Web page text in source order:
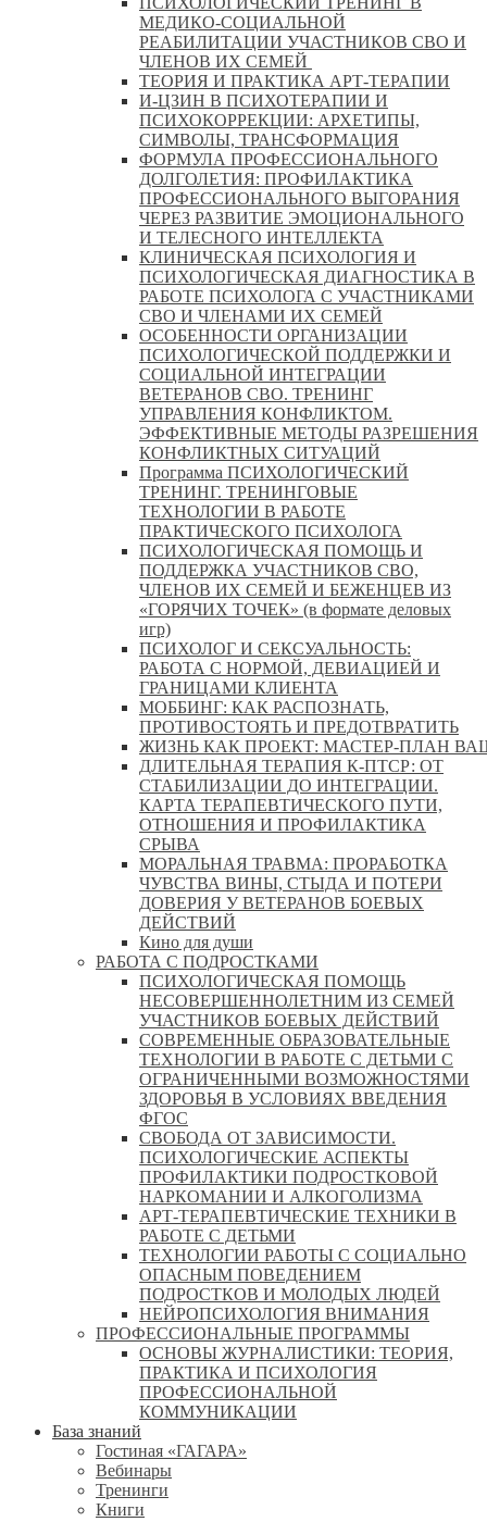
МЕДИКО-СОЦИАЛЬНОЙ
РЕАБИЛИТАЦИИ УЧАСТНИКОВ СВО И
ЧЛЕНОВ ИХ СЕМЕЙ
ТЕОРИЯ И ПРАКТИКА АРТ-ТЕРАПИИ
И-ЦЗИН В ПСИХОТЕРАПИИ И
ПСИХОКОРРЕКЦИИ: АРХЕТИПЫ,
СИМВОЛЫ, ТРАНСФОРМАЦИЯ
ФОРМУЛА ПРОФЕССИОНАЛЬНОГО
ДОЛГОЛЕТИЯ: ПРОФИЛАКТИКА
ПРОФЕССИОНАЛЬНОГО ВЫГОРАНИЯ
ЧЕРЕЗ РАЗВИТИЕ ЭМОЦИОНАЛЬНОГО
И ТЕЛЕСНОГО ИНТЕЛЛЕКТА
КЛИНИЧЕСКАЯ ПСИХОЛОГИЯ И
ПСИХОЛОГИЧЕСКАЯ ДИАГНОСТИКА В
РАБОТЕ ПСИХОЛОГА С УЧАСТНИКАМИ
СВО И ЧЛЕНАМИ ИХ СЕМЕЙ
ОСОБЕННОСТИ ОРГАНИЗАЦИИ
ПСИХОЛОГИЧЕСКОЙ ПОДДЕРЖКИ И
СОЦИАЛЬНОЙ ИНТЕГРАЦИИ
ВЕТЕРАНОВ СВО. ТРЕНИНГ
УПРАВЛЕНИЯ КОНФЛИКТОМ.
ЭФФЕКТИВНЫЕ МЕТОДЫ РАЗРЕШЕНИЯ
КОНФЛИКТНЫХ СИТУАЦИЙ
Программа ПСИХОЛОГИЧЕСКИЙ
ТРЕНИНГ. ТРЕНИНГОВЫЕ
ТЕХНОЛОГИИ В РАБОТЕ
ПРАКТИЧЕСКОГО ПСИХОЛОГА
ПСИХОЛОГИЧЕСКАЯ ПОМОЩЬ И
ПОДДЕРЖКА УЧАСТНИКОВ СВО,
ЧЛЕНОВ ИХ СЕМЕЙ И БЕЖЕНЦЕВ ИЗ
«ГОРЯЧИХ ТОЧЕК» (в формате деловых
игр)
ПСИХОЛОГ И СЕКСУАЛЬНОСТЬ:
РАБОТА С НОРМОЙ, ДЕВИАЦИЕЙ И
ГРАНИЦАМИ КЛИЕНТА
МОББИНГ: КАК РАСПОЗНАТЬ,
ПРОТИВОСТОЯТЬ И ПРЕДОТВРАТИТЬ
ЖИЗНЬ КАК ПРОЕКТ: МАСТЕР‑ПЛАН
ДЛИТЕЛЬНАЯ ТЕРАПИЯ К-ПТСР: ОТ
СТАБИЛИЗАЦИИ ДО ИНТЕГРАЦИИ.
КАРТА ТЕРАПЕВТИЧЕСКОГО ПУТИ,
ОТНОШЕНИЯ И ПРОФИЛАКТИКА
СРЫВА
МОРАЛЬНАЯ ТРАВМА: ПРОРАБОТКА
ЧУВСТВА ВИНЫ, СТЫДА И ПОТЕРИ
ДОВЕРИЯ У ВЕТЕРАНОВ БОЕВЫХ
ДЕЙСТВИЙ
Кино для души
РАБОТА С ПОДРОСТКАМИ
ПСИХОЛОГИЧЕСКАЯ ПОМОЩЬ
НЕСОВЕРШЕННОЛЕТНИМ ИЗ СЕМЕЙ
УЧАСТНИКОВ БОЕВЫХ ДЕЙСТВИЙ
СОВРЕМЕННЫЕ ОБРАЗОВАТЕЛЬНЫЕ
ТЕХНОЛОГИИ В РАБОТЕ С ДЕТЬМИ С
ОГРАНИЧЕННЫМИ ВОЗМОЖНОСТЯМИ
ЗДОРОВЬЯ В УСЛОВИЯХ ВВЕДЕНИЯ
ФГОС
СВОБОДА ОТ ЗАВИСИМОСТИ.
ПСИХОЛОГИЧЕСКИЕ АСПЕКТЫ
ПРОФИЛАКТИКИ ПОДРОСТКОВОЙ
НАРКОМАНИИ И АЛКОГОЛИЗМА
АРТ-ТЕРАПЕВТИЧЕСКИЕ ТЕХНИКИ В
РАБОТЕ С ДЕТЬМИ
ТЕХНОЛОГИИ РАБОТЫ С СОЦИАЛЬНО
ОПАСНЫМ ПОВЕДЕНИЕМ
ПОДРОСТКОВ И МОЛОДЫХ ЛЮДЕЙ
НЕЙРОПСИХОЛОГИЯ ВНИМАНИЯ
ПРОФЕССИОНАЛЬНЫЕ ПРОГРАММЫ
ОСНОВЫ ЖУРНАЛИСТИКИ: ТЕОРИЯ,
ПРАКТИКА И ПСИХОЛОГИЯ
ПРОФЕССИОНАЛЬНОЙ
КОММУНИКАЦИИ
База знаний
Гостиная «ГАГАРА»
Вебинары
Тренинги
Книги